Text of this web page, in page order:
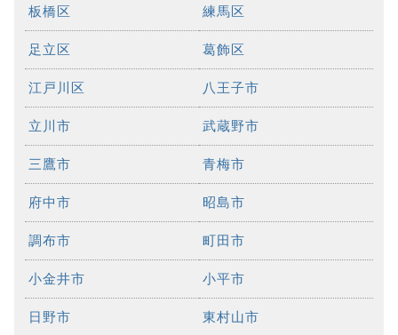
板橋区 練馬区
足立区 葛飾区
江戸川区 八王子市
立川市 武蔵野市
三鷹市 青梅市
府中市 昭島市
調布市 町田市
小金井市 小平市
日野市 東村山市